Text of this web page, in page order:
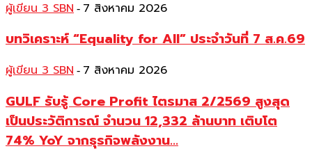
ผู้เขียน 3 SBN - 7 สิงหาคม 2026
บทวิเคราะห์ “Equality for All” ประจำวันที่ 7 ส.ค.69
ผู้เขียน 3 SBN - 7 สิงหาคม 2026
GULF รับรู้ Core Profit ไตรมาส 2/2569 สูงสุด
เป็นประวัติการณ์ จำนวน 12,332 ล้านบาท เติบโต
74% YoY จากธุรกิจพลังงาน...